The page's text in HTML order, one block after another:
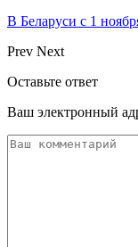
В Беларуси с 1
Prev Next
Оставьте ответ
Ваш электронный